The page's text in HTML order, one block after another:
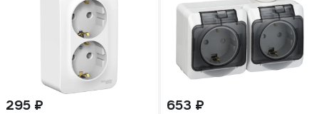
295 ₽ 653 ₽